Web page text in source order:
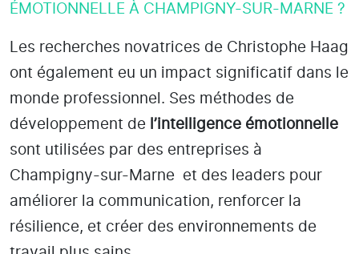
ÉMOTIONNELLE À CHAMPIGNY-SUR-MARNE ?
Les recherches novatrices de Christophe Haag
ont également eu un impact significatif dans le
monde professionnel. Ses méthodes de
développement de l’intelligence émotionnelle
sont utilisées par des entreprises à
Champigny-sur-Marne
et des leaders pour
améliorer la communication, renforcer la
résilience, et créer des environnements de